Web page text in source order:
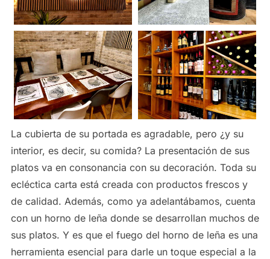
La cubierta de su portada es agradable, pero ¿y su
interior, es decir, su comida? La presentación de sus
platos va en consonancia con su decoración. Toda su
ecléctica carta está creada con productos frescos y
de calidad. Además, como ya adelantábamos, cuenta
con un horno de leña donde se desarrollan muchos de
sus platos. Y es que el fuego del horno de leña es una
herramienta esencial para darle un toque especial a la